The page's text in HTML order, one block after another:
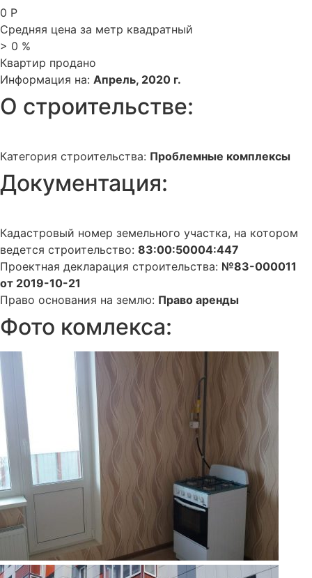
0 Р
Средняя цена за метр квадратный
> 0 %
Квартир продано
Информация на: Апрель, 2020 г.
О строительстве:
Категория строительства: Проблемные комплексы
Документация:
Кадастровый номер земельного участка, на котором
ведется строительство: 83:00:50004:447
Проектная декларация строительства: №83-000011
от 2019-10-21
Право основания на землю: Право аренды
Фото комлекса: